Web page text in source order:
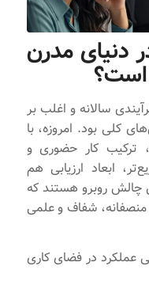
دنیای مدرن
است؟
سالانه و اغلب بر
کلی بود. امروزه، با
ترکیب کار حضوری و
ابعاد ارزیابی هم
چالش روبرو هستند که
منصفانه، شفاف و علمی
عملکرد در فضای کاری